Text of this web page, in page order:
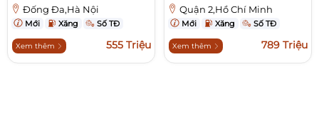
Đống Đa,Hà Nội
Mới Xăng Số TĐ
Xem thêm 555 Triệu
Quận 2,Hồ Chí Minh
Mới Xăng Số TĐ
Xem thêm 789 Triệu